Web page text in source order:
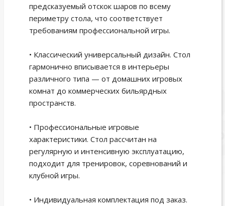
предсказуемый отскок шаров по всему
периметру стола, что соответствует
требованиям профессиональной игры.
• Классический универсальный дизайн. Стол
гармонично вписывается в интерьеры
различного типа — от домашних игровых
комнат до коммерческих бильярдных
пространств.
• Профессиональные игровые
характеристики. Стол рассчитан на
регулярную и интенсивную эксплуатацию,
подходит для тренировок, соревнований и
клубной игры.
• Индивидуальная комплектация под заказ.